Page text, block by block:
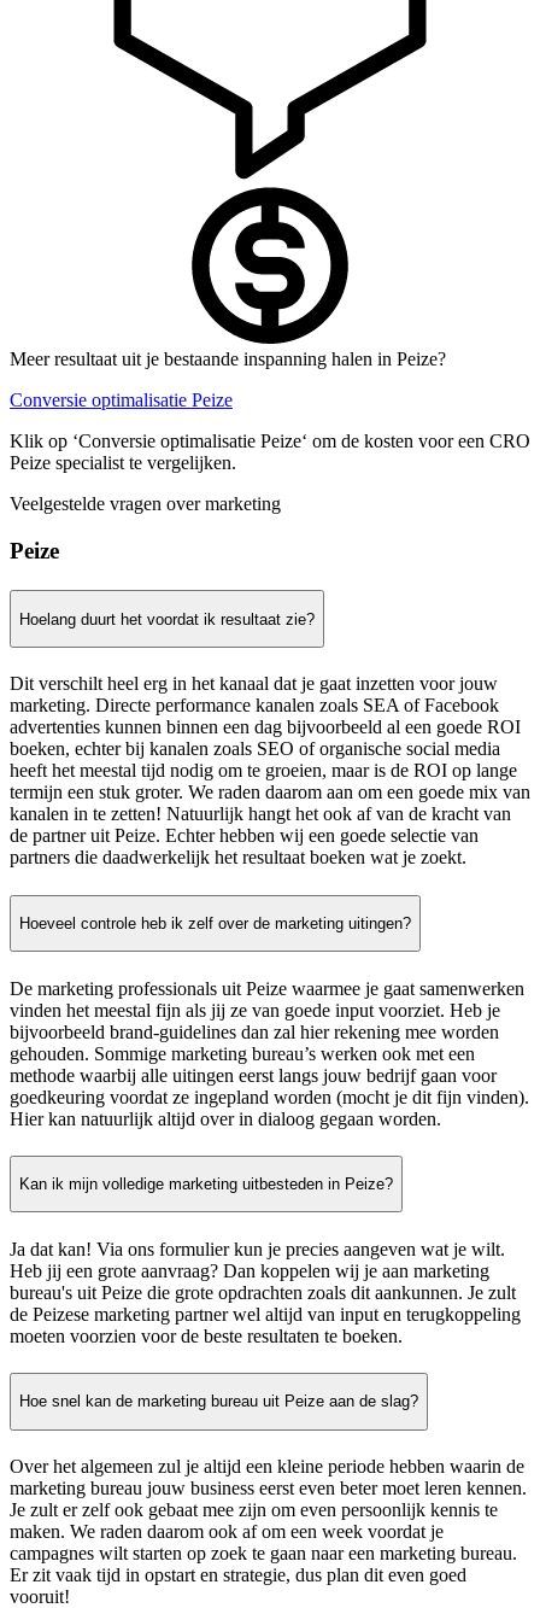
Meer resultaat uit je bestaande inspanning halen in Peize?
Conversie optimalisatie Peize
Klik op ‘Conversie optimalisatie Peize‘ om de kosten voor een CRO
Peize specialist te vergelijken.
Veelgestelde vragen over marketing
Peize
Hoelang duurt het voordat ik resultaat zie?
Dit verschilt heel erg in het kanaal dat je gaat inzetten voor jouw
marketing. Directe performance kanalen zoals SEA of Facebook
advertenties kunnen binnen een dag bijvoorbeeld al een goede ROI
boeken, echter bij kanalen zoals SEO of organische social media
heeft het meestal tijd nodig om te groeien, maar is de ROI op lange
termijn een stuk groter. We raden daarom aan om een goede mix van
kanalen in te zetten! Natuurlijk hangt het ook af van de kracht van
de partner uit Peize. Echter hebben wij een goede selectie van
partners die daadwerkelijk het resultaat boeken wat je zoekt.
Hoeveel controle heb ik zelf over de marketing uitingen?
De marketing professionals uit Peize waarmee je gaat samenwerken
vinden het meestal fijn als jij ze van goede input voorziet. Heb je
bijvoorbeeld brand-guidelines dan zal hier rekening mee worden
gehouden. Sommige marketing bureau’s werken ook met een
methode waarbij alle uitingen eerst langs jouw bedrijf gaan voor
goedkeuring voordat ze ingepland worden (mocht je dit fijn vinden).
Hier kan natuurlijk altijd over in dialoog gegaan worden.
Kan ik mijn volledige marketing uitbesteden in Peize?
Ja dat kan! Via ons formulier kun je precies aangeven wat je wilt.
Heb jij een grote aanvraag? Dan koppelen wij je aan marketing
bureau's uit Peize die grote opdrachten zoals dit aankunnen. Je zult
de Peizese marketing partner wel altijd van input en terugkoppeling
moeten voorzien voor de beste resultaten te boeken.
Hoe snel kan de marketing bureau uit Peize aan de slag?
Over het algemeen zul je altijd een kleine periode hebben waarin de
marketing bureau jouw business eerst even beter moet leren kennen.
Je zult er zelf ook gebaat mee zijn om even persoonlijk kennis te
maken. We raden daarom ook af om een week voordat je
campagnes wilt starten op zoek te gaan naar een marketing bureau.
Er zit vaak tijd in opstart en strategie, dus plan dit even goed
vooruit!